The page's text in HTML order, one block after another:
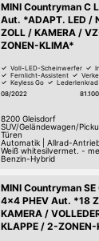
MINI Countryman C
Aut. *ADAPT. LED /
ZOLL / KAMERA /
ZONEN-KLIMA*
Voll-LED-Scheinwerfer
Fernlicht-Assistent
Keyless Go
Lederlenkrad
Park-Kamera
08/2022
8200 Gleisdorf
SUV/Geländewagen/
Türen
Automatik| Allrad-
Weiß whitesilvermet. -
Benzin-Hybrid
MINI Countryman
4x4 PHEV Aut. *18
KAMERA /
KLAPPE / 2-